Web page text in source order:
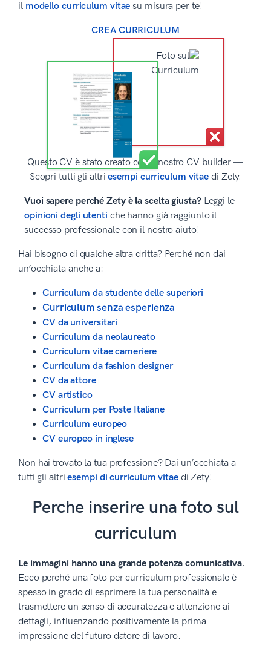
il modello curriculum vitae su misura per te!
CREA CURRICULUM
Questo CV è stato creato con il nostro CV builder —
Scopri tutti gli altriesempi curriculum vitae di Zety.
Vuoi sapere perché Zety è la scelta giusta?Leggi le
opinioni degli utenti che hanno già raggiunto il
successo professionale con il nostro aiuto!
Hai bisogno di qualche altra dritta? Perché non dai
un’occhiata anche a:
Curriculum da studente delle superiori
Curriculum senza esperienza
CV da universitari
Curriculum da neolaureato
Curriculum vitae cameriere
Curriculum da fashion designer
CV da attore
CV artistico
Curriculum per Poste Italiane
Curriculum europeo
CV europeo in inglese
Non hai trovato la tua professione? Dai un’occhiata a
tutti gli altriesempi di curriculum vitaedi Zety!
Perche inserire una foto sul
curriculum
Le immagini hanno una grande potenza comunicativa.
Ecco perché una foto per curriculum professionale è
spesso in grado di esprimere la tua personalità e
trasmettere un senso di accuratezza e attenzione ai
dettagli, influenzando positivamente la prima
impressione del futuro datore di lavoro.